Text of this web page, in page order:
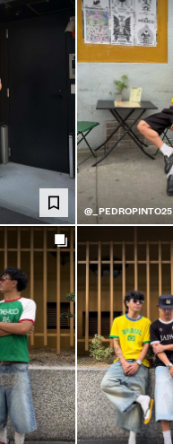
@_PEDROPINTO25